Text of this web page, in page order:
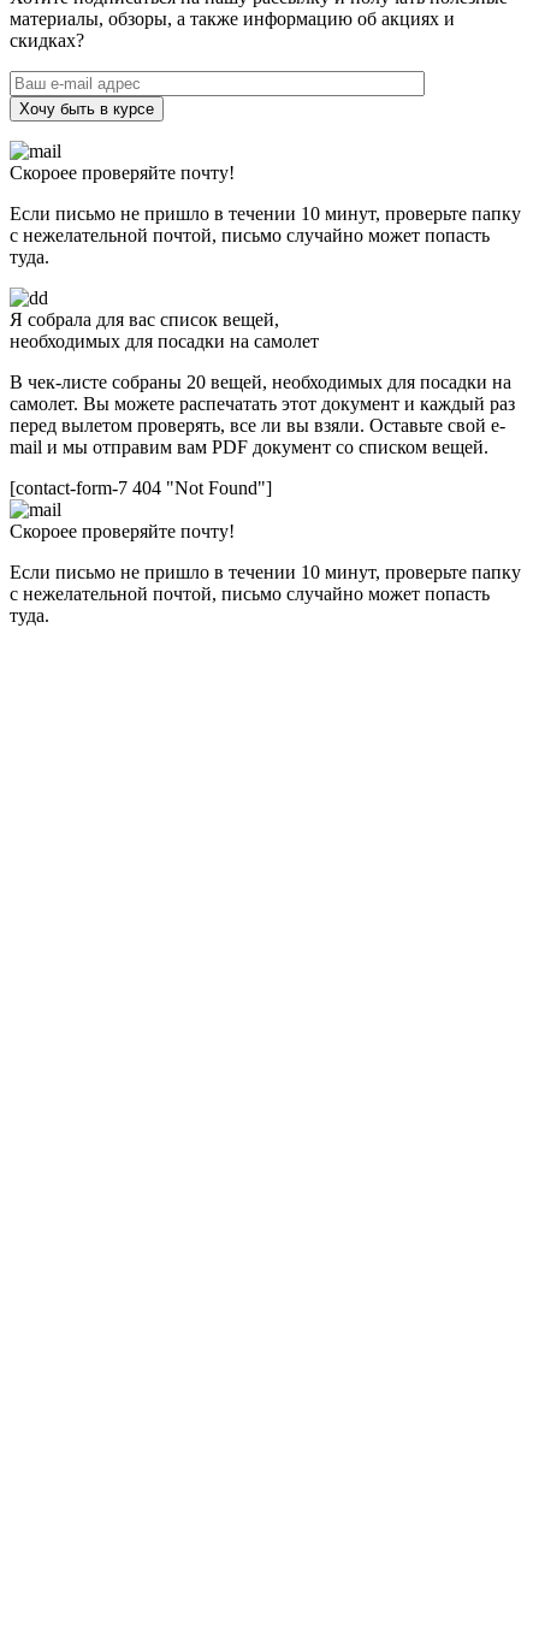
материалы, обзоры, а также информацию об акциях и
скидках?
Хочу быть в курсе
Скороее проверяйте почту!
Если письмо не пришло в течении 10 минут, проверьте папку
с нежелательной почтой, письмо случайно может попасть
туда.
Я собрала для вас список вещей,
необходимых для посадки на самолет
В чек-листе собраны 20 вещей, необходимых для посадки на
самолет. Вы можете распечатать этот документ и каждый раз
перед вылетом проверять, все ли вы взяли. Оставьте свой e-
mail и мы отправим вам PDF документ со списком вещей.
[contact-form-7 404 "Not Found"]
Скороее проверяйте почту!
Если письмо не пришло в течении 10 минут, проверьте папку
с нежелательной почтой, письмо случайно может попасть
туда.